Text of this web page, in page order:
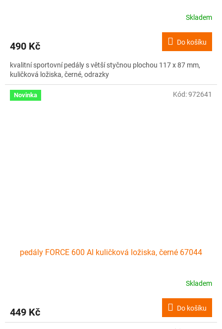
Skladem
490 Kč Do košíku
kvalitní sportovní pedály s větší styčnou plochou 117 x 87 mm,
kuličková ložiska, černé, odrazky
Novinka
pedály FORCE 600 Al kuličková ložiska, černé 67044
Skladem
449 Kč Do košíku
Kód:972641